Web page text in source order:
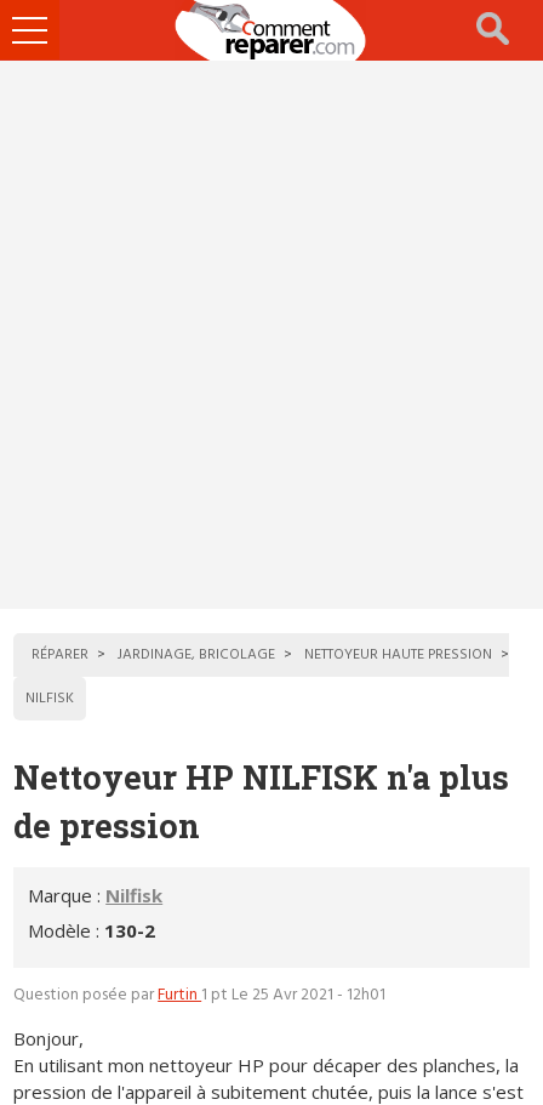
Ouvrir
le
RÉPARER JARDINAGE, BRICOLAGE
NETTOYEUR HAUTE PRESSION
NILFISK
Nettoyeur HP NILFISK n'a plus
de pression
Marque : Nilfisk
Modèle : 130-2
Question posée parFurtin1 pt Le 25 Avr 2021 - 12h01
Bonjour,
En utilisant mon nettoyeur HP pour décaper des planches, la
pression de l'appareil à subitement chutée, puis la lance s'est